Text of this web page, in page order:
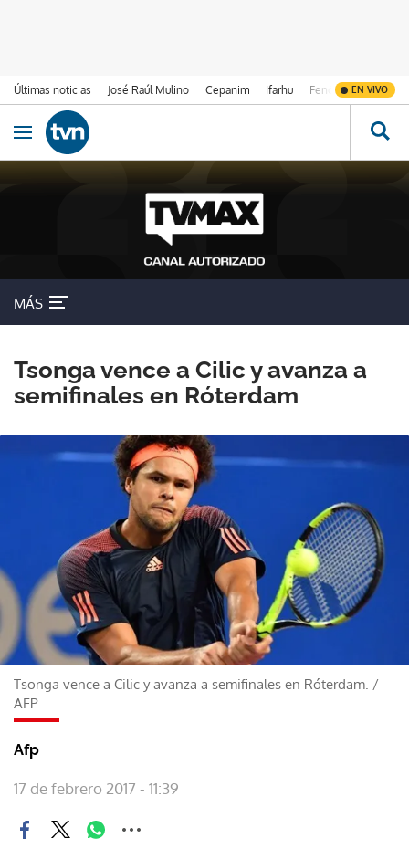
Últimas noticias José Raúl Mulino Cepanim Ifarhu Fenómeno de El
EN VIVO
Ir al contenido
Obrir navegació
MÁS
Tsonga vence a Cilic y avanza a
semifinales en Róterdam
Tsonga vence a Cilic y avanza a semifinales en Róterdam. /
AFP
Afp
17 de febrero 2017 - 11:39